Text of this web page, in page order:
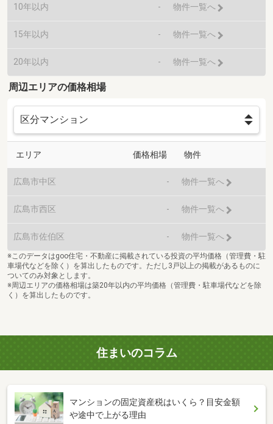
10年以内 - 物件一覧へ
15年以内 - 物件一覧へ
20年以内 - 物件一覧へ
周辺エリアの価格相場
エリア 価格相場 物件
広島市中区 - 物件一覧へ
広島市西区 - 物件一覧へ
広島市佐伯区 - 物件一覧へ
※このデータはgoo住宅・不動産に掲載されている投資の平均価格（管理費・駐
車場代などを除く）を算出したものです。ただし3戸以上の掲載があるものに
ついてのみ対象とします。
※周辺エリアの価格相場は築20年以内の平均価格（管理費・駐車場代などを除
く）を算出したものです。
住まいのコラム
マンションの固定資産税はいくら？目安金額
や途中で上がる理由